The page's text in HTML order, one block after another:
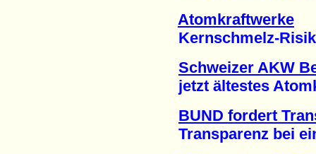
Atomkraftwerke
Kernschmelz-
Schweizer AKW
jetzt ältestes
BUND fordert
Transparenz bei